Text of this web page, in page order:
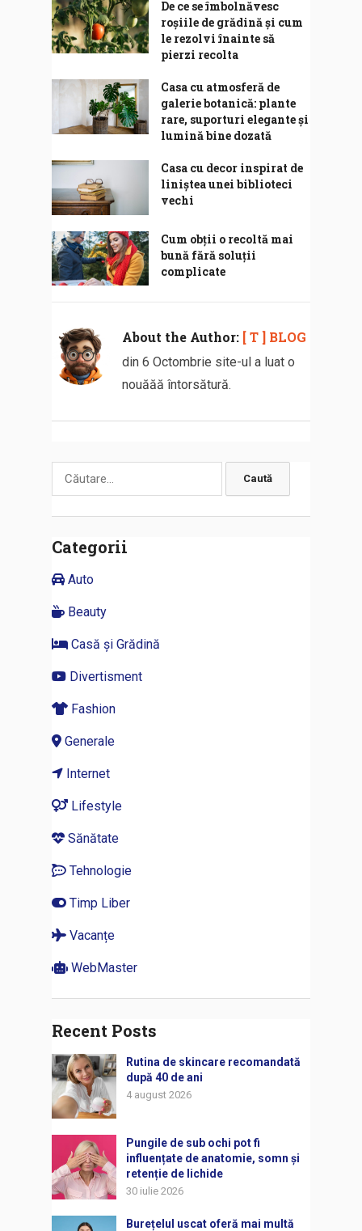
De ce se îmbolnăvesc
roșiile de grădină și cum
le rezolvi înainte să
pierzi recolta
Casa cu atmosferă de
galerie botanică: plante
rare, suporturi elegante și
lumină bine dozată
Casa cu decor inspirat de
liniștea unei biblioteci
vechi
Cum obții o recoltă mai
bună fără soluții
complicate
About the Author: [ T ] BLOG
din 6 Octombrie site-ul a luat o
nouăăă întorsătură.
Caută
Categorii
Auto
Beauty
Casă și Grădină
Divertisment
Fashion
Generale
Internet
Lifestyle
Sănătate
Tehnologie
Timp Liber
Vacanțe
WebMaster
Recent Posts
Rutina de skincare recomandată
după 40 de ani
4 august 2026
Pungile de sub ochi pot fi
influențate de anatomie, somn și
retenție de lichide
30 iulie 2026
Burețelul uscat oferă mai multă